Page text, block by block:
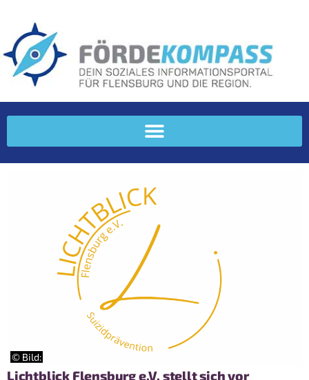
© Bild:
Lichtblick Flensburg e.V. stellt sich vor